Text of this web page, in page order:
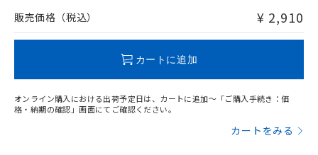
問い合わせください。
販売価格（税込） ¥ 2,910
カートに追加
オンライン購入における出荷予定日は、カートに追加～「ご購入手続き：価
格・納期の確認」画面にてご確認ください。
カートをみる